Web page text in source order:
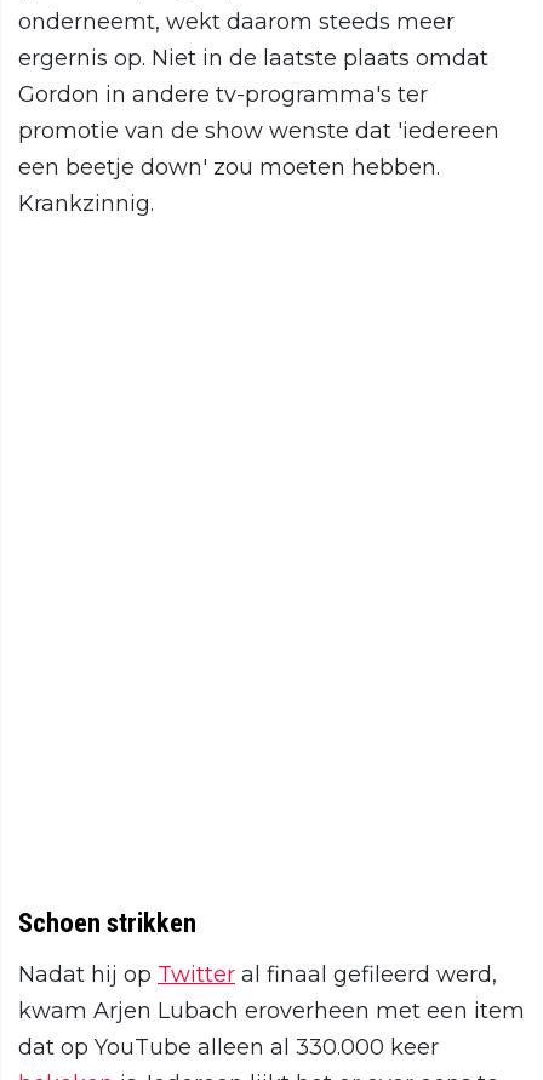
onderneemt, wekt daarom steeds meer
ergernis op. Niet in de laatste plaats omdat
Gordon in andere tv-programma's ter
promotie van de show wenste dat 'iedereen
een beetje down' zou moeten hebben.
Krankzinnig.
Schoen strikken
Nadat hij op Twitter al finaal gefileerd werd,
kwam Arjen Lubach eroverheen met een item
dat op YouTube alleen al 330.000 keer